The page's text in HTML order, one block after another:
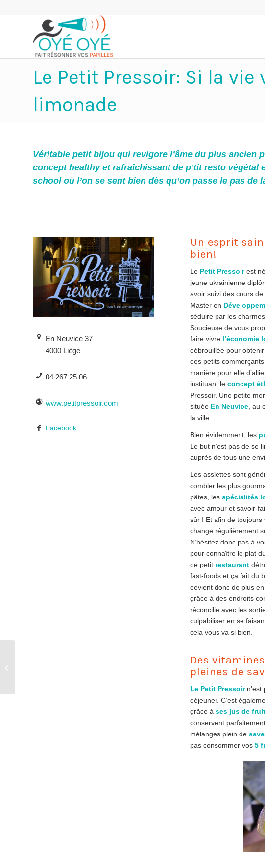
Le Petit Pressoir: Si la
limonade
Véritable petit bijou qui revigore l’âme du plus
concept healthy et rafraîchissant de p’tit resto
school où l’on se sent bien dès qu’on passe le pas de
En Neuvice 37
4000 Liège
04 267 25 06
www.petitpressoir.com
Facebook
Un esprit
bien!
Le Petit Pressoirest né
jeune ukrainienne
avoir suivi des cours de
Master en
séduire par les
Soucieuse de vous
faire vivre l’économie
débrouillée pour
des petits
manière pour elle
instituant le concept
Pressoir. Une petite
située En Neuvice, au
la ville.
Bien évidemment, les
Le but n’est pas de se
auprès de tous une
Les assiettes sont
combler les plus
pâtes, les spécialités
avec amour et savoir-
sûr ! Et afin de toujours
change régulièrement
N’hésitez donc pas à
pour connaître le plat
de petit restaurant
fast-foods et ça fait du
devient donc de plus
grâce à des endroits
réconcilie avec les
culpabiliser en se
cela vous va si bien.
Des
pleines de
Le Petit Pressoirn’est
déjeuner. C’est
grâce à ses jus de
conservent
mélanges plein de
pas consommer vos 5